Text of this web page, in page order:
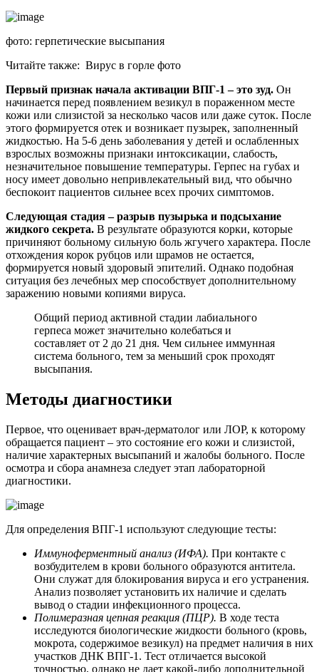
фото: герпетические высыпания
Читайте также: Вирус в горле фото
Первый признак начала активации ВПГ-1 – это зуд. Он
начинается перед появлением везикул в пораженном месте
кожи или слизистой за несколько часов или даже суток. После
этого формируется отек и возникает пузырек, заполненный
жидкостью. На 5-6 день заболевания у детей и ослабленных
взрослых возможны признаки интоксикации, слабость,
незначительное повышение температуры. Герпес на губах и
носу имеет довольно непривлекательный вид, что обычно
беспокоит пациентов сильнее всех прочих симптомов.
Следующая стадия – разрыв пузырька и подсыхание
жидкого секрета. В результате образуются корки, которые
причиняют больному сильную боль жгучего характера. После
отхождения корок рубцов или шрамов не остается,
формируется новый здоровый эпителий. Однако подобная
ситуация без лечебных мер способствует дополнительному
заражению новыми копиями вируса.
Общий период активной стадии лабиального
герпеса может значительно колебаться и
составляет от 2 до 21 дня. Чем сильнее иммунная
система больного, тем за меньший срок проходят
высыпания.
Методы диагностики
Первое, что оценивает врач-дерматолог или ЛОР, к которому
обращается пациент – это состояние его кожи и слизистой,
наличие характерных высыпаний и жалобы больного. После
осмотра и сбора анамнеза следует этап лабораторной
диагностики.
Для определения ВПГ-1 используют следующие тесты:
Иммуноферментный анализ (ИФА). При контакте с
возбудителем в крови больного образуются антитела.
Они служат для блокирования вируса и его устранения.
Анализ позволяет установить их наличие и сделать
вывод о стадии инфекционного процесса.
Полимеразная цепная реакция (ПЦР). В ходе теста
исследуются биологические жидкости больного (кровь,
мокрота, содержимое везикул) на предмет наличия в них
участков ДНК ВПГ-1. Тест отличается высокой
точностью, однако не дает какой-либо дополнительной